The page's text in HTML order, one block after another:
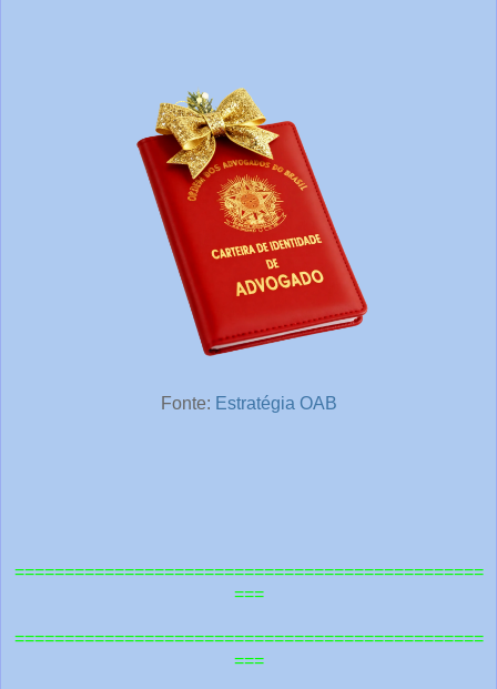
Fonte: Estratégia OAB
===============================================
===
===============================================
===